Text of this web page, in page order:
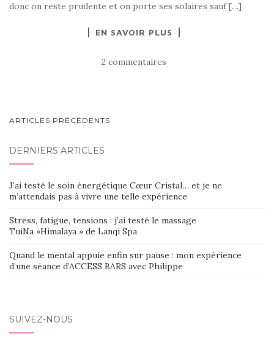
donc on reste prudente et on porte ses solaires sauf […]
EN SAVOIR PLUS
2 commentaires
NAVIGATION
SEIN
DES
ARTICLES
ARTICLES PRÉCÉDENTS
DERNIERS ARTICLES
J’ai testé le soin énergétique Cœur Cristal… et je ne
m’attendais pas à vivre une telle expérience
Stress, fatigue, tensions : j’ai testé le massage
TuiNa »Himalaya » de Lanqi Spa
Quand le mental appuie enfin sur pause : mon expérience
d’une séance d’ACCESS BARS avec Philippe
SUIVEZ-NOUS